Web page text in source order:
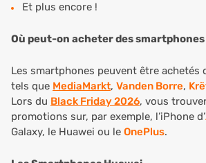
Et plus encore !
Où peut-on acheter des smartphones
Les smartphones peuvent être achetés
tels que MediaMarkt, Vanden Borre,
Lors du Black Friday 2026, vous
promotions sur, par exemple, l’iPhone d’
Galaxy, le Huawei ou le OnePlus.